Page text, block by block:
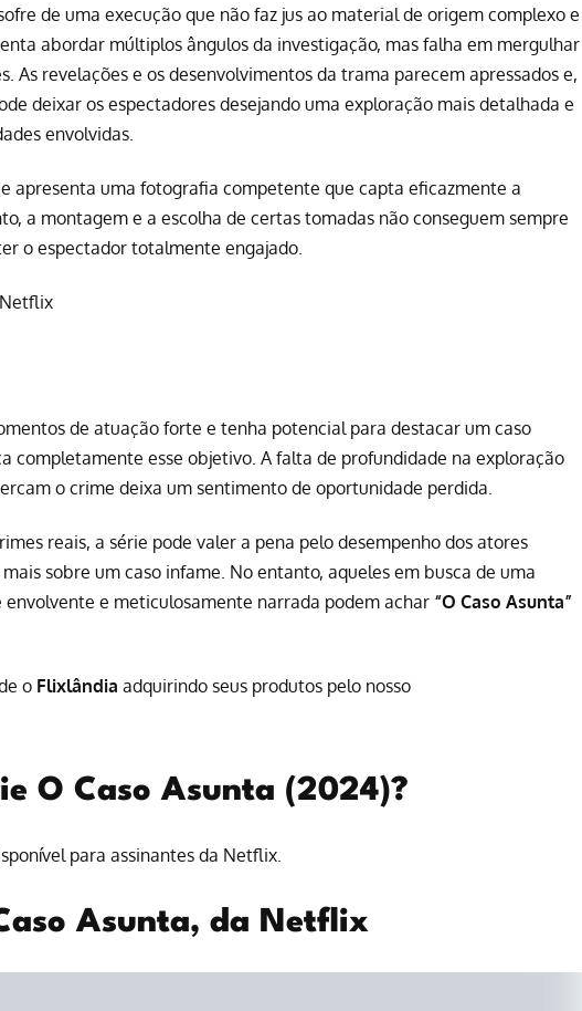
de uma execução que não faz jus ao material de origem complexo e
abordar múltiplos ângulos da investigação, mas falha em mergulhar
As revelações e os desenvolvimentos da trama parecem apressados e,
deixar os espectadores desejando uma exploração mais detalhada e
envolvidas.
apresenta uma fotografia competente que capta eficazmente a
a montagem e a escolha de certas tomadas não conseguem sempre
o espectador totalmente engajado.
de atuação forte e tenha potencial para destacar um caso
completamente esse objetivo. A falta de profundidade na exploração
o crime deixa um sentimento de oportunidade perdida.
reais, a série pode valer a pena pelo desempenho dos atores
sobre um caso infame. No entanto, aqueles em busca de uma
e meticulosamente narrada podem achar “O Caso Asunta”
o Flixlândia adquirindo seus produtos pelo nosso
O Caso Asunta (2024)?
para assinantes da Netflix.
Asunta, da Netflix